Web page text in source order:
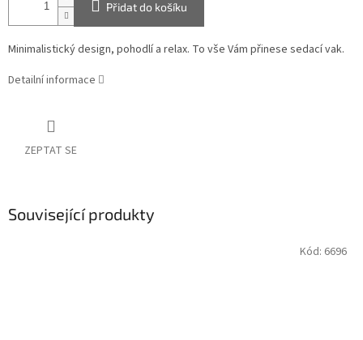
Přidat do košíku
Minimalistický design, pohodlí a relax. To vše Vám přinese sedací vak.
Detailní informace
ZEPTAT SE
Související produkty
Kód: 6696